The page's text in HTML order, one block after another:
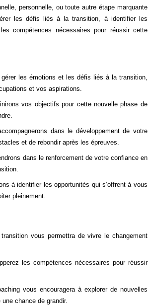
personnelle, ou toute autre étape marquante
les défis liés à la transition, à identifier les
compétences nécessaires pour réussir cette
les émotions et les défis liés à la transition,
et vos aspirations.
vos objectifs pour cette nouvelle phase de
dans le développement de votre
et de rebondir après les épreuves.
dans le renforcement de votre confiance en
à identifier les opportunités qui s’offrent à vous
pleinement.
vous permettra de vivre le changement
les compétences nécessaires pour réussir
vous encouragera à explorer de nouvelles
chance de grandir.